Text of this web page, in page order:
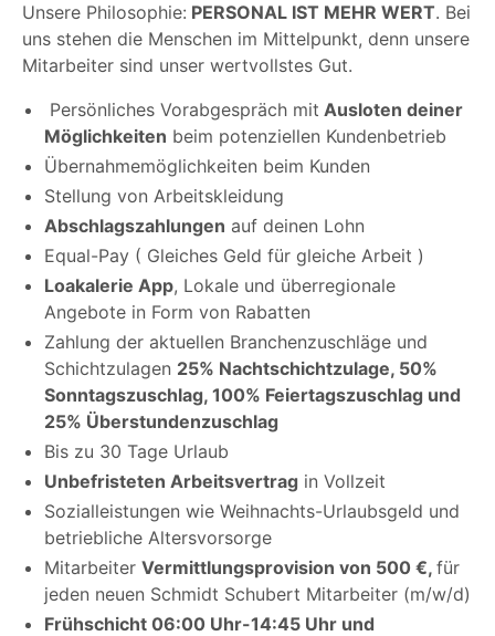
Unsere Philosophie: PERSONAL IST MEHR WERT. Bei
uns stehen die Menschen im Mittelpunkt, denn unsere
Mitarbeiter sind unser wertvollstes Gut.
Persönliches Vorabgespräch mit Ausloten deiner
Möglichkeiten beim potenziellen Kundenbetrieb
Übernahmemöglichkeiten beim Kunden
Stellung von Arbeitskleidung
Abschlagszahlungen auf deinen Lohn
Equal-Pay ( Gleiches Geld für gleiche Arbeit )
Loakalerie App, Lokale und überregionale
Angebote in Form von Rabatten
Zahlung der aktuellen Branchenzuschläge und
Schichtzulagen 25% Nachtschichtzulage, 50%
Sonntagszuschlag, 100% Feiertagszuschlag und
25% Überstundenzuschlag
Bis zu 30 Tage Urlaub
Unbefristeten Arbeitsvertrag in Vollzeit
Sozialleistungen wie Weihnachts-Urlaubsgeld und
betriebliche Altersvorsorge
Mitarbeiter Vermittlungsprovision von 500 €, für
jeden neuen Schmidt Schubert Mitarbeiter (m/w/d)
Frühschicht 06:00 Uhr-14:45 Uhr und